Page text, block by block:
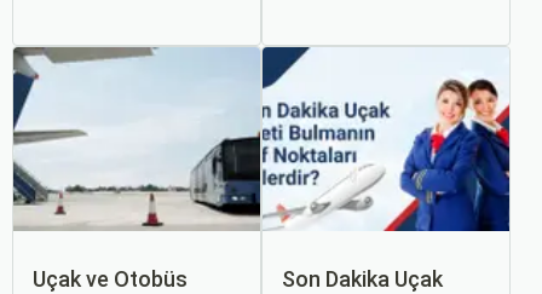
Ancak, her hava yolu
firması sunduğu hizmetler
süreçlerdir. Özellikle uçak
bileti seçimi, seyahatinizin
başarısını doğrudan
etkileyen unsurlardan
biridir.
Uçak ve Otobüs
Son Dakika Uçak